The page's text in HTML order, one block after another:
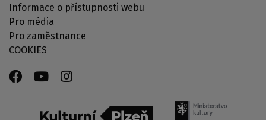
Informace o přístupnosti webu
Pro média
Pro zaměstnance
COOKIES